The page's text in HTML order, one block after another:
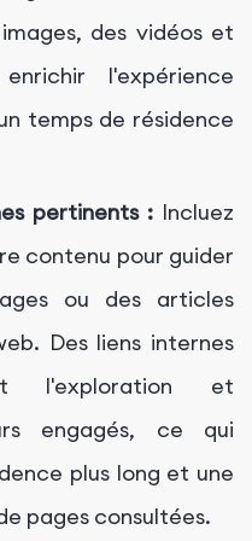
des vidéos et
l'expérience
temps de résidence
pertinents : Incluez
contenu pour guider
ou des articles
Des liens internes
l'exploration et
engagés, ce qui
plus long et une
pages consultées.